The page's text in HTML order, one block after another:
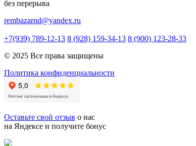
без перерыва
rembazarnd@yandex.ru
+7(939) 789-12-13 8 (928) 159-34-13 8 (900) 123-28-33
© 2025 Все права защищены
Политика конфиденциальности
Оставьте свой отзыв о нас
на Яндексе и получите бонус